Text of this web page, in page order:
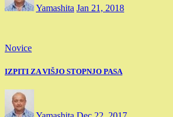
Yamashita Jan 21, 2018
Novice
IZPITI ZA VIŠJO STOPNJO PASA